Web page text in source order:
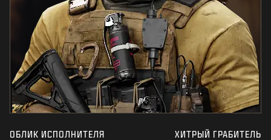
ОБЛИК ИСПОЛНИТЕЛЯ ХИТРЫЙ ГРАБИТЕЛЬ